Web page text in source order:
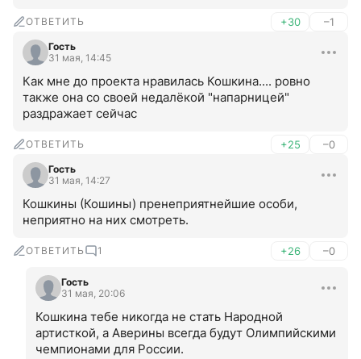
ОТВЕТИТЬ +30 –1
Гость
31 мая, 14:45
Как мне до проекта нравилась Кошкина.... ровно
также она со своей недалёкой "напарницей"
раздражает сейчас
ОТВЕТИТЬ +25 –0
Гость
31 мая, 14:27
Кошкины (Кошины) пренеприятнейшие особи,
неприятно на них смотреть.
ОТВЕТИТЬ 1 +26 –0
Гость
31 мая, 20:06
Кошкина тебе никогда не стать Народной
артисткой, а Аверины всегда будут Олимпийскими
чемпионами для России.